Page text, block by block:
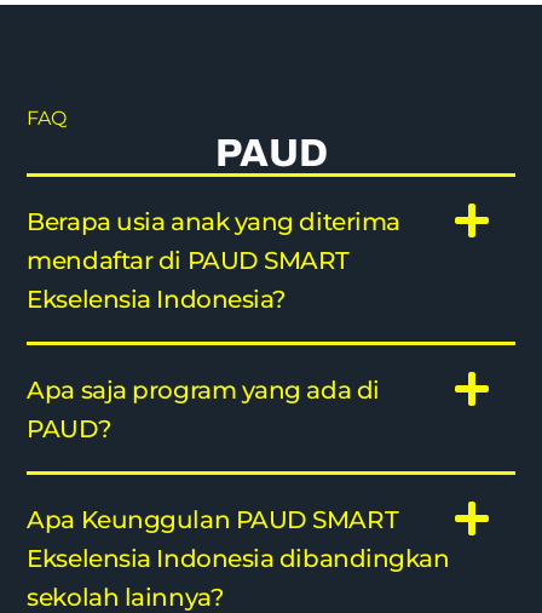
FAQ
PAUD
Berapa usia anak yang diterima
mendaftar di PAUD SMART
Ekselensia Indonesia?
Apa saja program yang ada di
PAUD?
Apa Keunggulan PAUD SMART
Ekselensia Indonesia dibandingkan
sekolah lainnya?